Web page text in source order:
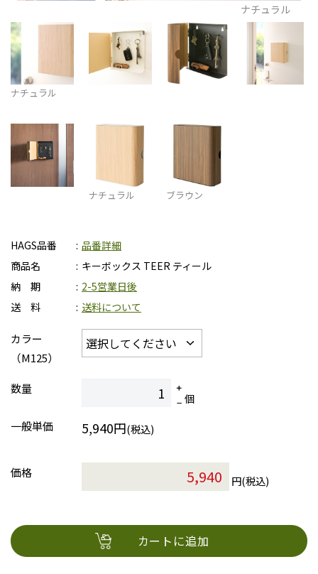
ナチュラル
ナチュラル
ナチュラル ブラウン
HAGS品番
品番詳細
商品名
キーボックス TEER ティール
納 期
2-5営業日後
送 料
送料について
カラー
（M125）
数量
個
一般単価
5,940円(税込)
価格
円(税込)
カートに追加